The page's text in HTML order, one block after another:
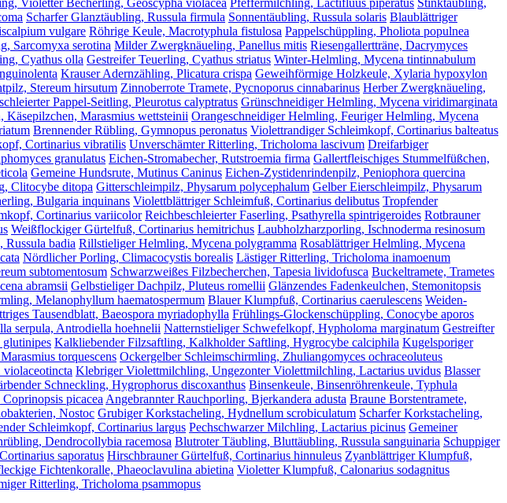
Violetter Becherling, Geoscypha violacea Pfeffermilchling, Lactifluus piperatus Stinktäubling,
Scharfer Glanztäubling, Russula firmula Sonnentäubling, Russula solaris Blaublättriger
vulgare Röhrige Keule, Macrotyphula fistulosa Pappelschüppling, Pholiota populnea
Sarcomyxa serotina Milder Zwergknäueling, Panellus mitis Riesengallertträne, Dacrymyces
Cyathus olla Gestreifer Teuerling, Cyathus striatus Winter-Helmling, Mycena tintinnabulum
Krauser Adernzähling, Plicatura crispa Geweihförmige Holzkeule, Xylaria hypoxylon
Stereum hirsutum Zinnoberrote Tramete, Pycnoporus cinnabarinus Herber Zwergknäueling,
Pappel-Seitling, Pleurotus calyptratus Grünschneidiger Helmling, Mycena viridimarginata
Käsepilzchen, Marasmius wettsteinii Orangeschneidiger Helmling, Feuriger Helmling, Mycena
Brennender Rübling, Gymnopus peronatus Violettrandiger Schleimkopf, Cortinarius balteatus
Cortinarius vibratilis Unverschämter Ritterling, Tricholoma lascivum Dreifarbiger
granulatus Eichen-Stromabecher, Rutstroemia firma Gallertfleischiges Stummelfüßchen,
Gemeine Hundsrute, Mutinus Caninus Eichen-Zystidenrindenpilz, Peniophora quercina
Clitocybe ditopa Gitterschleimpilz, Physarum polycephalum Gelber Eierschleimpilz, Physarum
Bulgaria inquinans Violettblättriger Schleimfuß, Cortinarius delibutus Tropfender
Cortinarius variicolor Reichbeschleierter Faserling, Psathyrella spintrigeroides Rotbrauner
Weißflockiger Gürtelfuß, Cortinarius hemitrichus Laubholzharzporling, Ischnoderma resinosum
Russula badia Rillstieliger Helmling, Mycena polygramma Rosablättriger Helmling, Mycena
Nördlicher Porling, Climacocystis borealis Lästiger Ritterling, Tricholoma inamoenum
subtomentosum Schwarzweißes Filzbecherchen, Tapesia lividofusca Buckeltramete, Trametes
abramsii Gelbstieliger Dachpilz, Pluteus romellii Glänzendes Fadenkeulchen, Stemonitopsis
Melanophyllum haematospermum Blauer Klumpfuß, Cortinarius caerulescens Weiden-
Tausendblatt, Baeospora myriadophylla Frühlings-Glockenschüppling, Conocybe aporos
serpula, Antrodiella hoehnelii Natternstieliger Schwefelkopf, Hypholoma marginatum Gestreifter
Kalkliebender Filzsaftling, Kalkholder Saftling, Hygrocybe calciphila Kugelsporiger
torquescens Ockergelber Schleimschirmling, Zhuliangomyces ochraceoluteus
Klebriger Violettmilchling, Ungezonter Violettmilchling, Lactarius uvidus Blasser
Schneckling, Hygrophorus discoxanthus Binsenkeule, Binsenröhrenkeule, Typhula
picacea Angebrannter Rauchporling, Bjerkandera adusta Braune Borstentramete,
Nostoc Grubiger Korkstacheling, Hydnellum scrobiculatum Scharfer Korkstacheling,
Schleimkopf, Cortinarius largus Pechschwarzer Milchling, Lactarius picinus Gemeiner
Dendrocollybia racemosa Blutroter Täubling, Bluttäubling, Russula sanguinaria Schuppiger
saporatus Hirschbrauner Gürtelfuß, Cortinarius hinnuleus Zyanblättriger Klumpfuß,
Fichtenkoralle, Phaeoclavulina abietina Violetter Klumpfuß, Calonarius sodagnitus
Ritterling, Tricholoma psammopus